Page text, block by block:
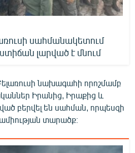
կայքերը
սահմանակետում
լարված է մնում
նախագահի որոշմամբ
Իրանից, Իրաքից և
բերվել են սահման, որպեսզի
տարածք։